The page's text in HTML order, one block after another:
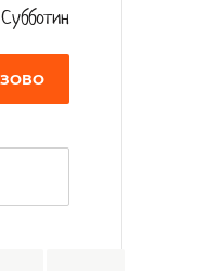
день.
и приема пищи
библиотеку, в
мероприятия: